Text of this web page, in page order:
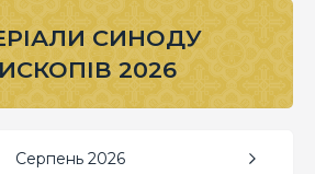
СИНОДУ
2026
Серпень 2026